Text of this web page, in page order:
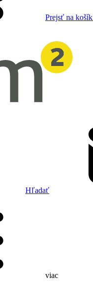
Prejsť na košík
Hľadať
viac